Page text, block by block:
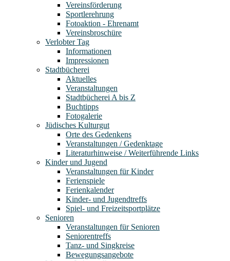
Vereinsförderung
Sportlerehrung
Fotoaktion - Ehrenamt
Vereinsbroschüre
Verlobter Tag
Informationen
Impressionen
Stadtbücherei
Aktuelles
Veranstaltungen
Stadtbücherei A bis Z
Buchtipps
Fotogalerie
Jüdisches Kulturgut
Orte des Gedenkens
Veranstaltungen / Gedenktage
Literaturhinweise / Weiterführende Links
Kinder und Jugend
Veranstaltungen für Kinder
Ferienspiele
Ferienkalender
Kinder- und Jugendtreffs
Spiel- und Freizeitsportplätze
Senioren
Veranstaltungen für Senioren
Seniorentreffs
Tanz- und Singkreise
Bewegungsangebote